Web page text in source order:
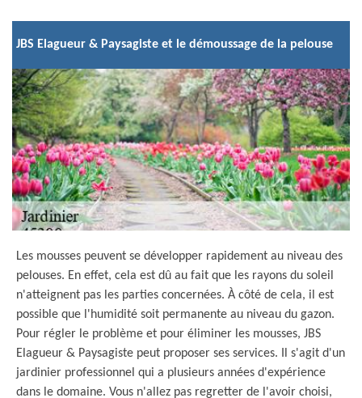
JBS Elagueur & Paysagiste et le démoussage de la pelouse
Les mousses peuvent se développer rapidement au niveau des
pelouses. En effet, cela est dû au fait que les rayons du soleil
n'atteignent pas les parties concernées. À côté de cela, il est
possible que l'humidité soit permanente au niveau du gazon.
Pour régler le problème et pour éliminer les mousses, JBS
Elagueur & Paysagiste peut proposer ses services. Il s'agit d'un
jardinier professionnel qui a plusieurs années d'expérience
dans le domaine. Vous n'allez pas regretter de l'avoir choisi,